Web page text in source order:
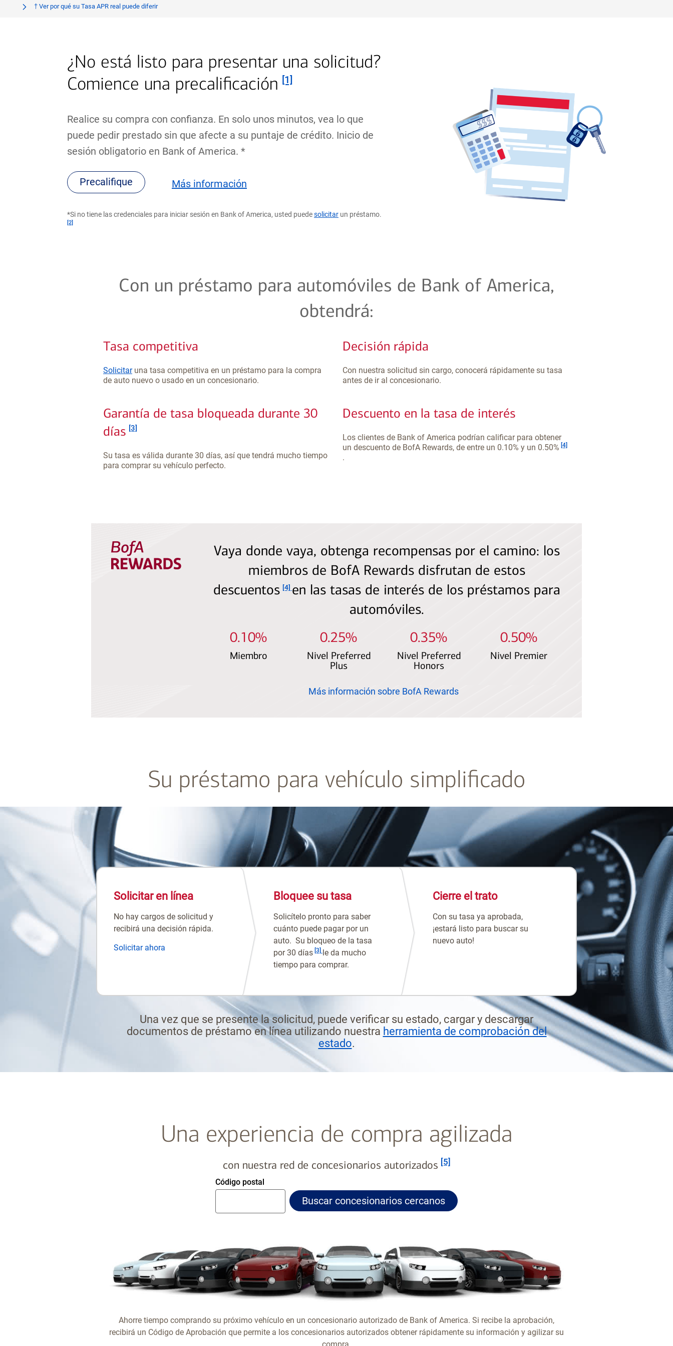
† Ver por qué su Tasa APR real puede diferir
¿No está listo para presentar una solicitud?
Comience una precalificación
Nota al pie
[1]
Realice su compra con confianza. En solo unos minutos, vea lo que
puede pedir prestado sin que afecte a su puntaje de crédito. Inicio de
sesión obligatorio en Bank of America. *
Precalifique Más información
precalificación
con
Bank
*Si no tiene las credenciales para iniciar sesión en Bank of America, usted puedesolicitar un préstamo.
[2]
Con un préstamo para automóviles de Bank of America,
obtendrá:
Tasa competitiva
Solicitaruna tasa competitiva en un préstamo para la compra
de auto nuevo o usado en un concesionario.
Decisión rápida
Con nuestra solicitud sin cargo, conocerá rápidamente su tasa
antes de ir al concesionario.
Garantía de tasa bloqueada durante 30
días
Nota al pie
[3]
Su tasa es válida durante 30 días, así que tendrá mucho tiempo
para comprar su vehículo perfecto.
Descuento en la tasa de interés
Los clientes de Bank of America podrían calificar para obtener
un descuento de BofA Rewards, de entre un 0.10% y un 0.50%
Nota al pie
[4]
.
Vaya donde vaya, obtenga recompensas por el camino: los
miembros de BofA Rewardsdisfrutan de estos
descuentos
Nota al pie
[4] en las tasas de interés de los préstamos para
automóviles.
0.10%
Miembro
0.25%
Nivel Preferred
Plus
0.35%
Nivel Preferred
Honors
0.50%
Nivel Premier
Más información sobre BofA Rewards
Su préstamo para vehículo simplificado
Solicitar en línea
No hay cargos de solicitud y
recibirá una decisión rápida.
Solicitar ahora
vehículo.
Bloquee su tasa
Solicítelo pronto para saber
cuánto puede pagar por un
auto. Su bloqueo de la tasa
por 30 días
Nota al pie
[3] le da mucho
tiempo para comprar.
Cierre el trato
Con su tasa ya aprobada,
¡estará listo para buscar su
nuevo auto!
Una vez que se presente la solicitud, puede verificar su estado, cargar y descargar
documentos de préstamo en línea utilizando nuestra herramienta de comprobación del
estado.
Una experiencia de compra agilizada
con nuestra red de concesionarios autorizados [5]
Código postal
primeros
Buscar concesionarios cercanosbutton
Ahorre tiempo comprando su próximo vehículo en un concesionario autorizado de Bank of America. Si recibe la aprobación,
recibirá un Código de Aprobación que permite a los concesionarios autorizados obtener rápidamente su información y agilizar su